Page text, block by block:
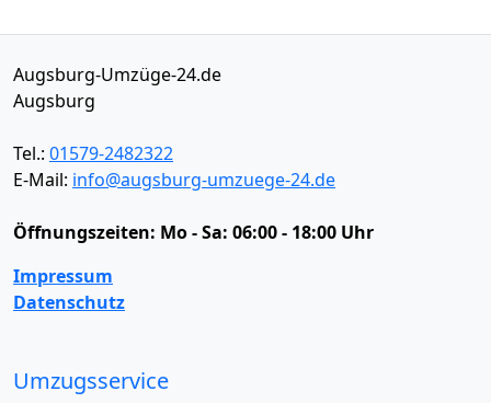
Augsburg-Umzüge-24.de
Augsburg
Tel.: 01579-2482322
E-Mail: info@augsburg-umzuege-24.de
Öffnungszeiten: Mo - Sa: 06:00 - 18:00 Uhr
Impressum
Datenschutz
Umzugsservice